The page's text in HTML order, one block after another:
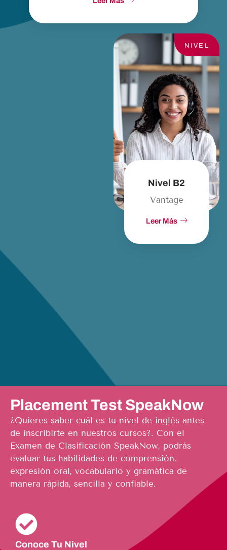
NIVEL
Nivel B2
Vantage
Leer Más
Placement Test SpeakNow
¿Quieres saber cuál es tu nivel de inglés antes
de inscribirte en nuestros cursos?. Con el
Examen de Clasificación SpeakNow, podrás
evaluar tus habilidades de comprensión,
expresión oral, vocabulario y gramática de
manera rápida, sencilla y confiable.
Conoce Tu Nivel